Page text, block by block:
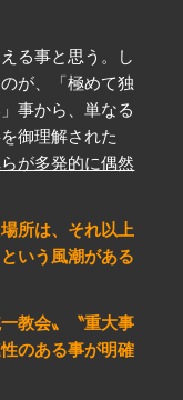
る事と思う。し
が、「極めて独
事から、単なる
御理解された
が多発的に偶然
所は、それ以上
いう風潮がある
教会〟〝重大事
のある事が明確